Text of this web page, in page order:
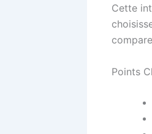
Cette
Points